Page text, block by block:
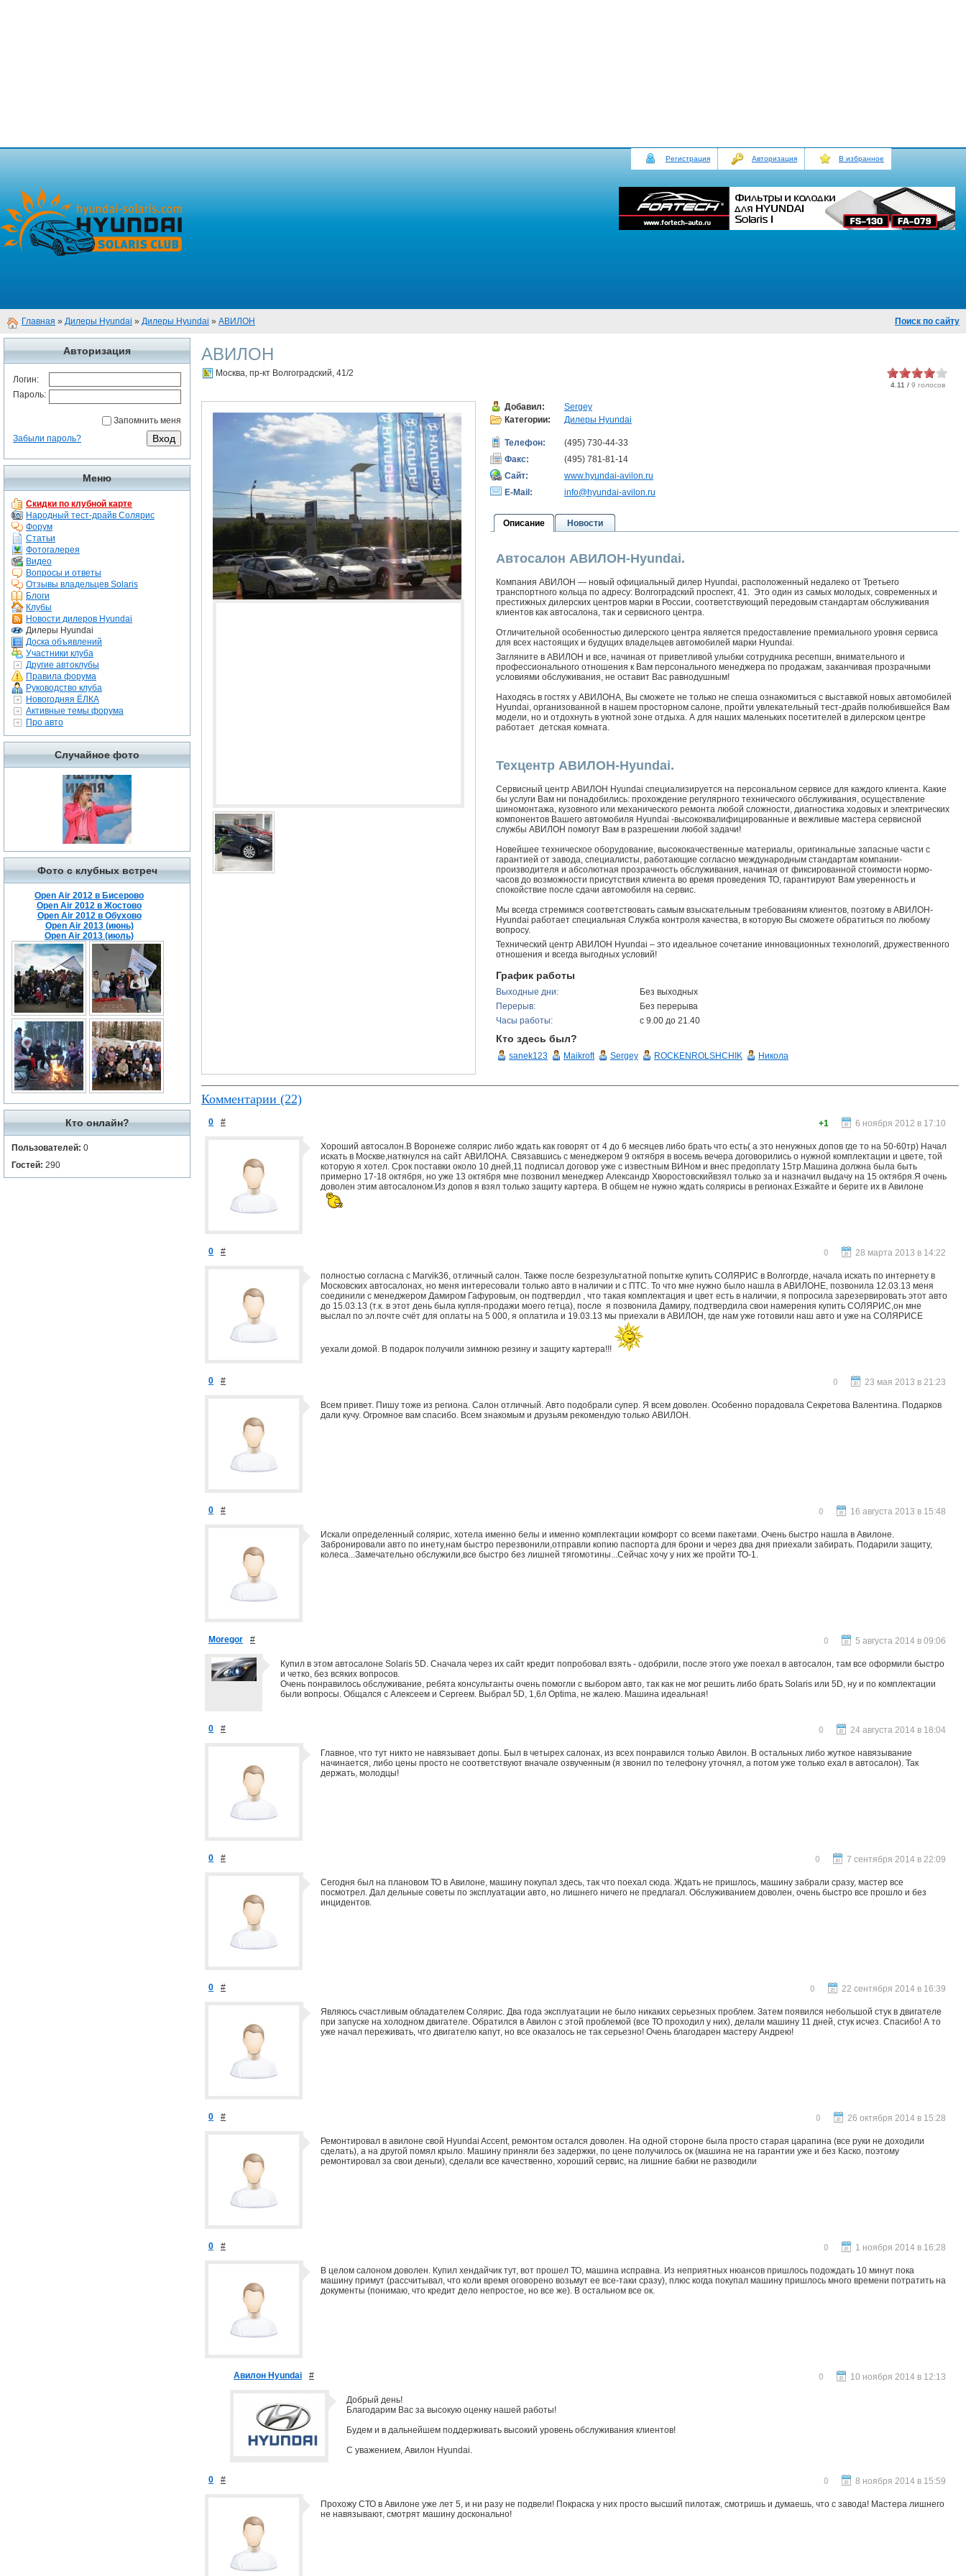
Регистрация Авторизация В избранное
Главная » Дилеры Hyundai » Дилеры Hyundai » АВИЛОН Поиск по сайту
Авторизация
Логин:
Пароль:
Запомнить меня
Забыли пароль?
Меню
Скидки по клубной карте
Народный тест-драйв Солярис
Форум
Статьи
Фотогалерея
Видео
Вопросы и ответы
Отзывы владельцев Solaris
Блоги
Клубы
Новости дилеров Hyundai
Дилеры Hyundai
Доска объявлений
Участники клуба
Другие автоклубы
Правила форума
Руководство клуба
Новогодняя ЁЛКА
Активные темы форума
Про авто
Случайное фото
Фото с клубных встреч
Open Air 2012 в Бисерово
Open Air 2012 в Жостово
Open Air 2012 в Обухово
Open Air 2013 (июнь)
Open Air 2013 (июль)
Кто онлайн?
Пользователей: 0
Гостей: 290
АВИЛОН
4.11 / 9 голосов
Москва, пр-кт Волгоградский, 41/2
Добавил:
Sergey
Категории:
Дилеры Hyundai
Телефон:
(495) 730-44-33
Факс:
(495) 781-81-14
Сайт:
www.hyundai-avilon.ru
E-Mail:
info@hyundai-avilon.ru
Описание Новости
Автосалон АВИЛОН-Hyundai.
Компания АВИЛОН — новый официальный дилер Hyundai, расположенный недалеко от Третьего
транспортного кольца по адресу: Волгоградский проспект, 41. Это один из самых молодых, современных и
престижных дилерских центров марки в России, соответствующий передовым стандартам обслуживания
клиентов как автосалона, так и сервисного центра.
Отличительной особенностью дилерского центра является предоставление премиального уровня сервиса
для всех настоящих и будущих владельцев автомобилей марки Hyundai.
Загляните в АВИЛОН и все, начиная от приветливой улыбки сотрудника ресепшн, внимательного и
профессионального отношения к Вам персонального менеджера по продажам, заканчивая прозрачными
условиями обслуживания, не оставит Вас равнодушным!
Находясь в гостях у АВИЛОНА, Вы сможете не только не спеша ознакомиться с выставкой новых автомобилей
Hyundai, организованной в нашем просторном салоне, пройти увлекательный тест-драйв полюбившейся Вам
модели, но и отдохнуть в уютной зоне отдыха. А для наших маленьких посетителей в дилерском центре
работает детская комната.
Техцентр АВИЛОН-Hyundai.
Сервисный центр АВИЛОН Hyundai специализируется на персональном сервисе для каждого клиента. Какие
бы услуги Вам ни понадобились: прохождение регулярного технического обслуживания, осуществление
шиномонтажа, кузовного или механического ремонта любой сложности, диагностика ходовых и электрических
компонентов Вашего автомобиля Hyundai -высококвалифицированные и вежливые мастера сервисной
службы АВИЛОН помогут Вам в разрешении любой задачи!
Новейшее техническое оборудование, высококачественные материалы, оригинальные запасные части с
гарантией от завода, специалисты, работающие согласно международным стандартам компании-
производителя и абсолютная прозрачность обслуживания, начиная от фиксированной стоимости нормо-
часов до возможности присутствия клиента во время проведения ТО, гарантируют Вам уверенность и
спокойствие после сдачи автомобиля на сервис.
Мы всегда стремимся соответствовать самым взыскательным требованиям клиентов, поэтому в АВИЛОН-
Hyundai работает специальная Служба контроля качества, в которую Вы сможете обратиться по любому
вопросу.
Технический центр АВИЛОН Hyundai – это идеальное сочетание инновационных технологий, дружественного
отношения и всегда выгодных условий!
График работы
Выходные дни:
Без выходных
Перерыв:
Без перерыва
Часы работы:
с 9.00 до 21.40
Кто здесь был?
sanek123 Maikroft Sergey ROCKENROLSHCHIK Никола
Комментарии (22)
0 # 6 ноября 2012 в 17:10
+1
Хороший автосалон.В Воронеже солярис либо ждать как говорят от 4 до 6 месяцев либо брать что есть( а это ненужных допов где то на 50-60тр) Начал
искать в Москве,наткнулся на сайт АВИЛОНА. Связавшись с менеджером 9 октября в восемь вечера договорились о нужной комплектации и цвете, той
которую я хотел. Срок поставки около 10 дней,11 подписал договор уже с известным ВИНом и внес предоплату 15тр.Машина должна была быть
примерно 17-18 октября, но уже 13 октября мне позвонил менеджер Александр Хворостовскийвзял только за и назначил выдачу на 15 октября.Я очень
доволен этим автосалоном.Из допов я взял только защиту картера. В общем не нужно ждать солярисы в регионах.Езжайте и берите их в Авилоне
0 # 28 марта 2013 в 14:22
0
полностью согласна с Marvik36, отличный салон. Также после безрезультатной попытке купить СОЛЯРИС в Волгогрде, начала искать по интернету в
Московских автосалонах, но меня интересовали только авто в наличии и с ПТС. То что мне нужно было нашла в АВИЛОНЕ, позвонила 12.03.13 меня
соединили с менеджером Дамиром Гафуровым, он подтвердил , что такая комплектация и цвет есть в наличии, я попросила зарезервировать этот авто
до 15.03.13 (т.к. в этот день была купля-продажи моего гетца), после я позвонила Дамиру, подтвердила свои намерения купить СОЛЯРИС,он мне
выслал по эл.почте счёт для оплаты на 5 000, я оплатила и 19.03.13 мы приехали в АВИЛОН, где нам уже готовили наш авто и уже на СОЛЯРИСЕ
уехали домой. В подарок получили зимнюю резину и защиту картера!!!
0 # 23 мая 2013 в 21:23
0
Всем привет. Пишу тоже из региона. Салон отличный. Авто подобрали супер. Я всем доволен. Особенно порадовала Секретова Валентина. Подарков
дали кучу. Огромное вам спасибо. Всем знакомым и друзьям рекомендую только АВИЛОН.
0 # 16 августа 2013 в 15:48
0
Искали определенный солярис, хотела именно белы и именно комплектации комфорт со всеми пакетами. Очень быстро нашла в Авилоне.
Забронировали авто по инету,нам быстро перезвонили,отправли копию паспорта для брони и через два дня приехали забирать. Подарили защиту,
колеса...Замечательно обслужили,все быстро без лишней тягомотины...Сейчас хочу у них же пройти ТО-1.
Moregor # 5 августа 2014 в 09:06
0
Купил в этом автосалоне Solaris 5D. Сначала через их сайт кредит попробовал взять - одобрили, после этого уже поехал в автосалон, там все оформили быстро
и четко, без всяких вопросов.
Очень понравилось обслуживание, ребята консультанты очень помогли с выбором авто, так как не мог решить либо брать Solaris или 5D, ну и по комплектации
были вопросы. Общался с Алексеем и Сергеем. Выбрал 5D, 1,6л Optima, не жалею. Машина идеальная!
0 # 24 августа 2014 в 18:04
0
Главное, что тут никто не навязывает допы. Был в четырех салонах, из всех понравился только Авилон. В остальных либо жуткое навязывание
начинается, либо цены просто не соответствуют вначале озвученным (я звонил по телефону уточнял, а потом уже только ехал в автосалон). Так
держать, молодцы!
0 # 7 сентября 2014 в 22:09
0
Сегодня был на плановом ТО в Авилоне, машину покупал здесь, так что поехал сюда. Ждать не пришлось, машину забрали сразу, мастер все
посмотрел. Дал дельные советы по эксплуатации авто, но лишнего ничего не предлагал. Обслуживанием доволен, очень быстро все прошло и без
инцидентов.
0 # 22 сентября 2014 в 16:39
0
Являюсь счастливым обладателем Солярис. Два года эксплуатации не было никаких серьезных проблем. Затем появился небольшой стук в двигателе
при запуске на холодном двигателе. Обратился в Авилон с этой проблемой (все ТО проходил у них), делали машину 11 дней, стук исчез. Спасибо! А то
уже начал переживать, что двигателю капут, но все оказалось не так серьезно! Очень благодарен мастеру Андрею!
0 # 26 октября 2014 в 15:28
0
Ремонтировал в авилоне свой Hyundai Accent, ремонтом остался доволен. На одной стороне была просто старая царапина (все руки не доходили
сделать), а на другой помял крыло. Машину приняли без задержки, по цене получилось ок (машина не на гарантии уже и без Каско, поэтому
ремонтировал за свои деньги), сделали все качественно, хороший сервис, на лишние бабки не разводили
0 # 1 ноября 2014 в 16:28
0
В целом салоном доволен. Купил хендайчик тут, вот прошел ТО, машина исправна. Из неприятных нюансов пришлось подождать 10 минут пока
машину примут (рассчитывал, что коли время оговорено возьмут ее все-таки сразу), плюс когда покупал машину пришлось много времени потратить на
документы (понимаю, что кредит дело непростое, но все же). В остальном все ок.
Авилон Hyundai # 10 ноября 2014 в 12:13
0
Добрый день!
Благодарим Вас за высокую оценку нашей работы!
Будем и в дальнейшем поддерживать высокий уровень обслуживания клиентов!
С уважением, Авилон Hyundai.
0 # 8 ноября 2014 в 15:59
0
Прохожу СТО в Авилоне уже лет 5, и ни разу не подвели! Покраска у них просто высший пилотаж, смотришь и думаешь, что с завода! Мастера лишнего
не навязывают, смотрят машину досконально!